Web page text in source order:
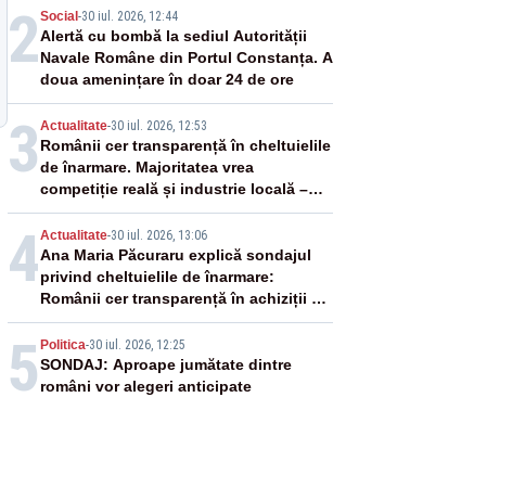
2Social -30 iul. 2026, 12:44
Alertă cu bombă la sediul Autorității
Navale Române din Portul Constanța. A
doua amenințare în doar 24 de ore
3 Actualitate-30 iul. 2026, 12:53
Românii cer transparență în cheltuielile
de înarmare. Majoritatea vrea
competiție reală și industrie locală –
SONDAJ
4Actualitate-30 iul. 2026, 13:06
Ana Maria Păcuraru explică sondajul
privind cheltuielile de înarmare:
Românii cer transparență în achiziții și
un echilibru între partenerii externi
5 Politica-30 iul. 2026, 12:25
SONDAJ: Aproape jumătate dintre
români vor alegeri anticipate